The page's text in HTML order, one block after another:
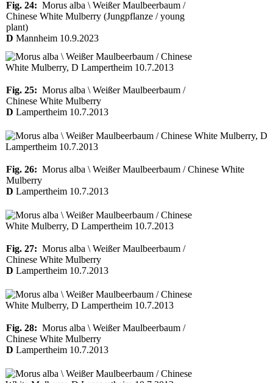
Fig. 24: Morus alba \ Weißer Maulbeerbaum /
Chinese White Mulberry (Jungpflanze / young
plant)
D Mannheim 10.9.2023
Fig. 25: Morus alba \ Weißer Maulbeerbaum /
Chinese White Mulberry
D Lampertheim 10.7.2013
Fig. 26: Morus alba \ Weißer Maulbeerbaum / Chinese White
Mulberry
D Lampertheim 10.7.2013
Fig. 27: Morus alba \ Weißer Maulbeerbaum /
Chinese White Mulberry
D Lampertheim 10.7.2013
Fig. 28: Morus alba \ Weißer Maulbeerbaum /
Chinese White Mulberry
D Lampertheim 10.7.2013